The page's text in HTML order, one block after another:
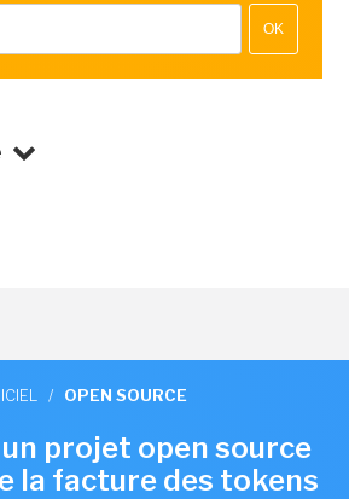
OK
/ OPEN SOURCE
projet open source
la facture des tokens